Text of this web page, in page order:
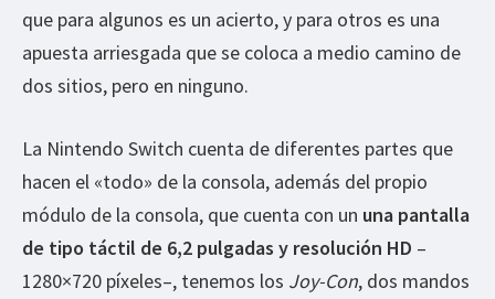
que para algunos es un acierto, y para otros es una
apuesta arriesgada que se coloca a medio camino de
dos sitios, pero en ninguno.
La Nintendo Switch cuenta de diferentes partes que
hacen el «todo» de la consola, además del propio
módulo de la consola, que cuenta con un una pantalla
de tipo táctil de 6,2 pulgadas y resolución HD –
1280×720 píxeles–, tenemos los Joy-Con, dos mandos